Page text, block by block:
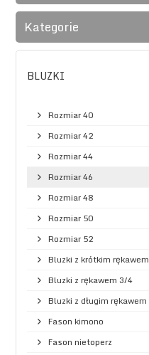
Kategorie
BLUZKI
Rozmiar 40
Rozmiar 42
Rozmiar 44
Rozmiar 46
Rozmiar 48
Rozmiar 50
Rozmiar 52
Bluzki z krótkim rękawem
Bluzki z rękawem 3/4
Bluzki z długim rękawem
Fason kimono
Fason nietoperz